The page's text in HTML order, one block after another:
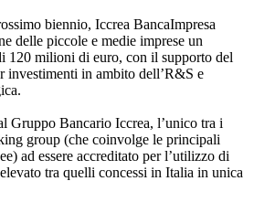
biennio, Iccrea BancaImpresa
delle piccole e medie imprese un
120 milioni di euro, con il supporto del
investimenti in ambito dell’R&S e
Gruppo Bancario Iccrea, l’unico tra i
group (che coinvolge le principali
ad essere accreditato per l’utilizzo di
tra quelli concessi in Italia in unica